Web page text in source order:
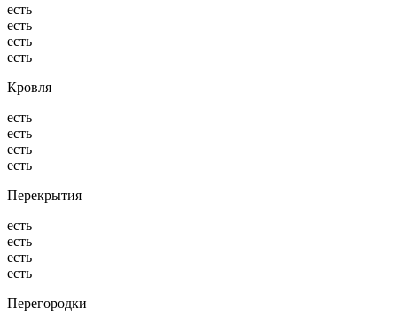
есть
есть
есть
есть
Кровля
есть
есть
есть
есть
Перекрытия
есть
есть
есть
есть
Перегородки